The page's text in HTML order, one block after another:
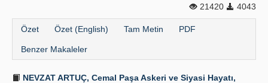
21420
4043
Özet Özet (English) Tam Metin PDF
Benzer Makaleler
NEVZAT ARTUÇ, Cemal Paşa Askeri ve Siyasi Hayatı,